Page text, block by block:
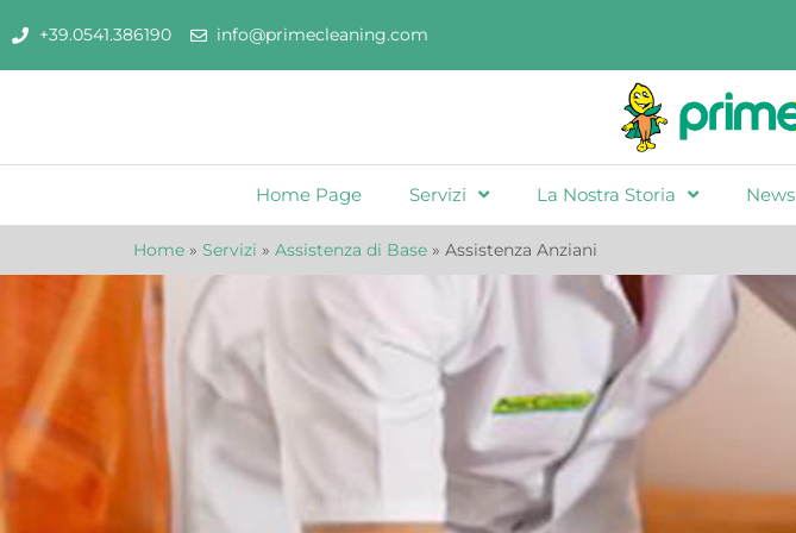
+39.0541.386190 info@primecleaning.com
Home Page Servizi La Nostra Storia News
Home » Servizi » Assistenza di Base » Assistenza Anziani